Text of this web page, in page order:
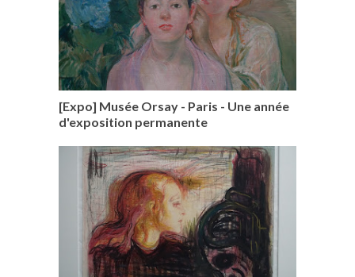
[Expo] Musée Orsay - Paris - Une année
d'exposition permanente